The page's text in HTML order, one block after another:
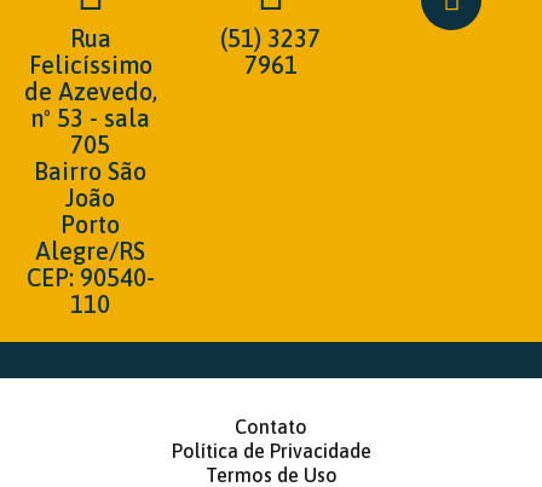
Rua
Felicíssimo
de Azevedo,
nº 53 - sala
705
Bairro São
João
Porto
Alegre/RS
CEP: 90540-
110
(51) 3237
7961
Contato
Política de Privacidade
Termos de Uso